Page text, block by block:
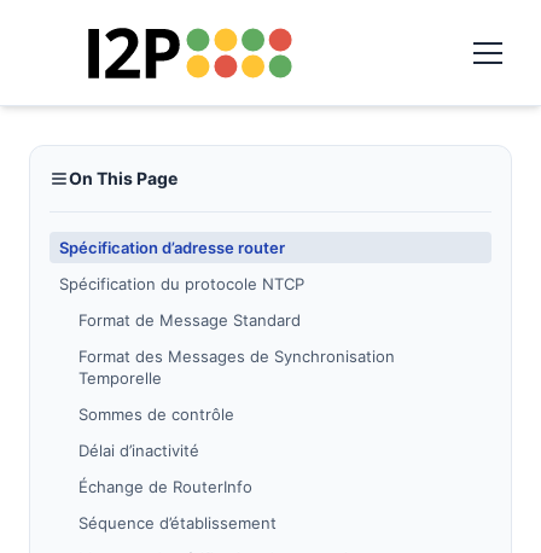
On This Page
Spécification d’adresse router
Spécification du protocole NTCP
Format de Message Standard
Format des Messages de Synchronisation
Temporelle
Sommes de contrôle
Délai d’inactivité
Échange de RouterInfo
Séquence d’établissement